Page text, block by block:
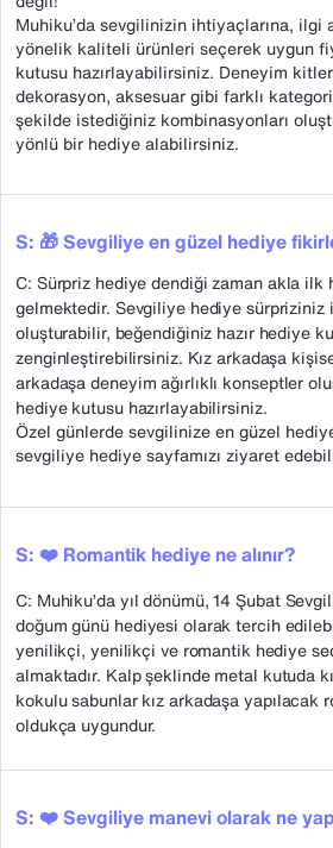
Muhiku’da sevgilinizin ihtiyaçlarına, ilgi
yönelik kaliteli ürünleri seçerek uygun
kutusu hazırlayabilirsiniz. Deneyim
dekorasyon, aksesuar gibi farklı
şekilde istediğiniz kombinasyonları
yönlü bir hediye alabilirsiniz.
S: 🎁 Sevgiliye en güzel hediye
C: Sürpriz hediye dendiği zaman akla ilk
gelmektedir. Sevgiliye hediye
oluşturabilir, beğendiğiniz hazır hediye
zenginleştirebilirsiniz. Kız arkadaşa
arkadaşa deneyim ağırlıklı konseptler
hediye kutusu hazırlayabilirsiniz.
Özel günlerde sevgilinize en güzel
sevgiliye hediye sayfamızı ziyaret
S: ❤️ Romantik hediye ne alınır?
C: Muhiku’da yıl dönümü, 14 Şubat
doğum günü hediyesi olarak tercih
yenilikçi, yenilikçi ve romantik hediye
almaktadır. Kalp şeklinde metal kutuda
kokulu sabunlar kız arkadaşa yapılacak
oldukça uygundur.
S: ❤️ Sevgiliye manevi olarak ne